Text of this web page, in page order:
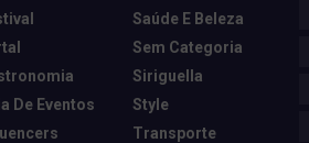
De Eventos
Saúde E Beleza
Sem Categoria
Siriguella
Style
Transporte